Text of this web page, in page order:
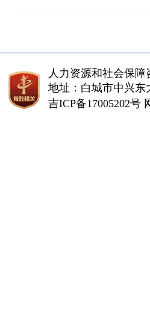
人力资源和社会保
地址：白城市中兴
吉ICP备17005202号